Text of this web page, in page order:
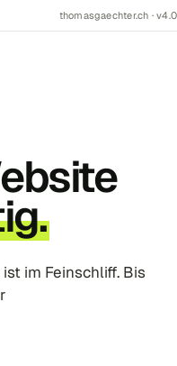
thomasgaechter.ch · v4.0
ist im Feinschliff. Bis